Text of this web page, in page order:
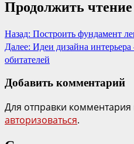
Продолжить чтение
Назад: Построить фундамент
Далее: Идеи дизайна
обитателей
Добавить комментарий
Для отправки
авторизоваться.